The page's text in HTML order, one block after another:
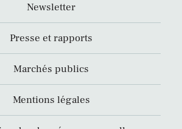
Newsletter
Presse et rapports
Marchés publics
Mentions légales